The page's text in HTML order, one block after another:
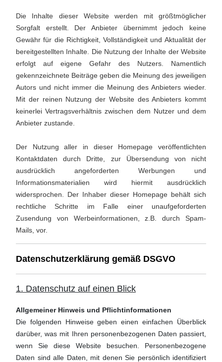
Die Inhalte dieser Website werden mit größtmöglicher
Sorgfalt erstellt. Der Anbieter übernimmt jedoch keine
Gewähr für die Richtigkeit, Vollständigkeit und Aktualität der
bereitgestellten Inhalte. Die Nutzung der Inhalte der Website
erfolgt auf eigene Gefahr des Nutzers. Namentlich
gekennzeichnete Beiträge geben die Meinung des jeweiligen
Autors und nicht immer die Meinung des Anbieters wieder.
Mit der reinen Nutzung der Website des Anbieters kommt
keinerlei Vertragsverhältnis zwischen dem Nutzer und dem
Anbieter zustande.
Der Nutzung aller in dieser Homepage veröffentlichten
Kontaktdaten durch Dritte, zur Übersendung von nicht
ausdrücklich angeforderten Werbungen und
Informationsmaterialien wird hiermit ausdrücklich
widersprochen. Der Inhaber dieser Homepage behält sich
rechtliche Schritte im Falle einer unaufgeforderten
Zusendung von Werbeinformationen, z.B. durch Spam-
Mails, vor.
Datenschutzerklärung gemäß DSGVO
1. Datenschutz auf einen Blick
Allgemeiner Hinweis und Pflichtinformationen
Die folgenden Hinweise geben einen einfachen Überblick
darüber, was mit Ihren personenbezogenen Daten passiert,
wenn Sie diese Website besuchen. Personenbezogene
Daten sind alle Daten, mit denen Sie persönlich identifiziert